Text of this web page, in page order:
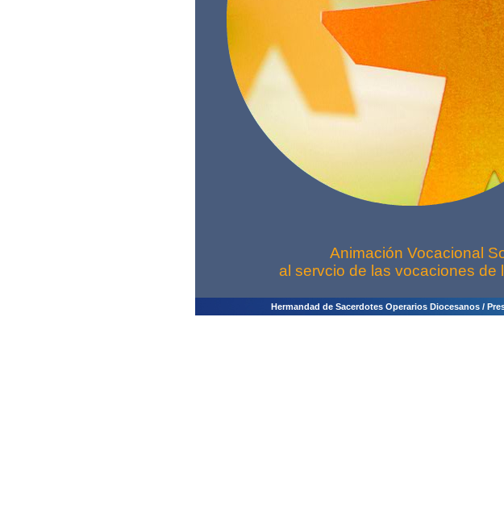
Animación Vocacional
al servcio de las vocaciones de
Hermandad de Sacerdotes Operarios Diocesanos /